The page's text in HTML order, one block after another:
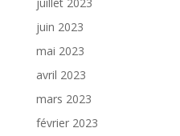
juin 2023
mai 2023
avril 2023
mars 2023
février 2023